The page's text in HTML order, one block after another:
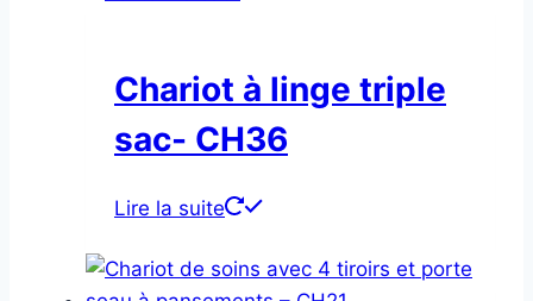
Chariot à linge triple
sac- CH36
Lire la suite